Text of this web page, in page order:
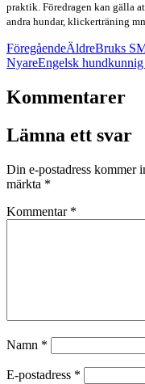
praktik. Föredragen kan gälla
andra hundar, klickerträning
FöregåendeÄldreBruks
NyareEngelsk hundkunnig
Kommentarer
Lämna ett svar
Din e-postadress kommer
märkta *
Kommentar *
Namn *
E-postadress *